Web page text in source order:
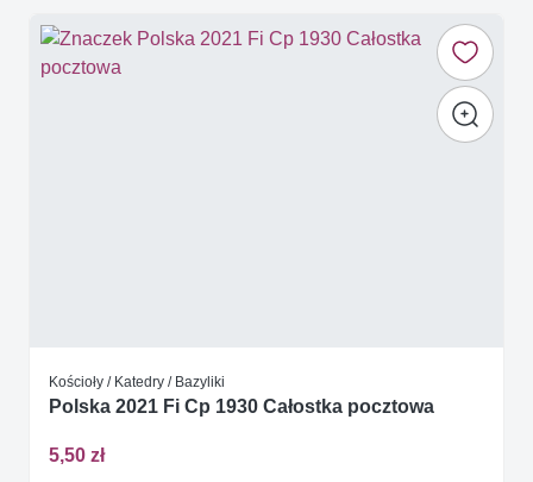
Kościoły / Katedry / Bazyliki
Polska 2021 Fi Cp 1930 Całostka pocztowa
5,50 zł